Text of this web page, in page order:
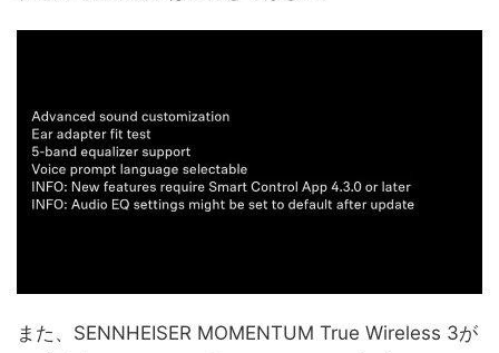
また、SENNHEISER MOMENTUM True Wireless 3が